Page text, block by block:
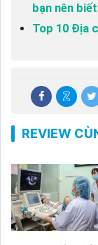
bạn nên biết
Top 10 Địa
REVIEW